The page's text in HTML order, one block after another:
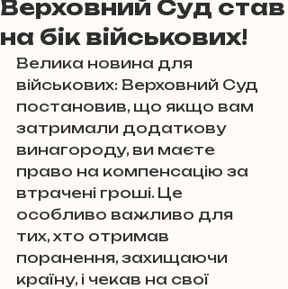
Верховний Суд став
на бік військових!
Велика новина для
військових: Верховний Суд
постановив, що якщо вам
затримали додаткову
винагороду, ви маєте
право на компенсацію за
втрачені гроші. Це
особливо важливо для
тих, хто отримав
поранення, захищаючи
країну, і чекав на свої